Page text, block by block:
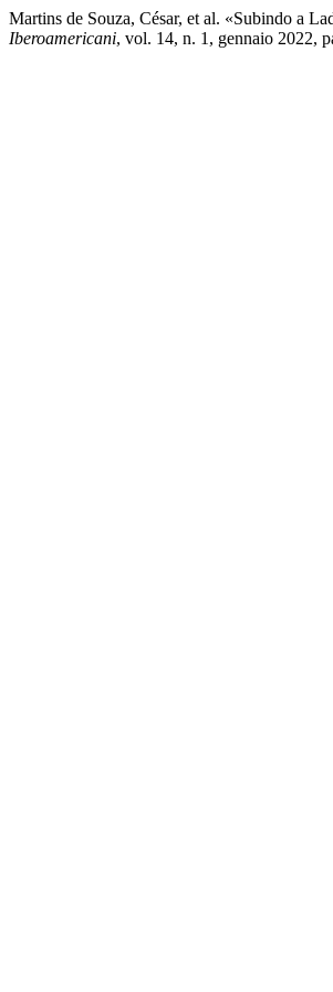
Martins de Souza, César, et al. «Subindo a
Iberoamericani, vol. 14, n. 1, gennaio 2022,